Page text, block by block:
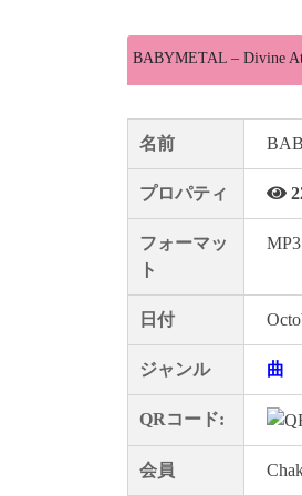
BABYMETAL – Divine
名前
プロパティ
フォーマッ
ト
MP3
日付
ジャンル 曲
QRコード:
会員